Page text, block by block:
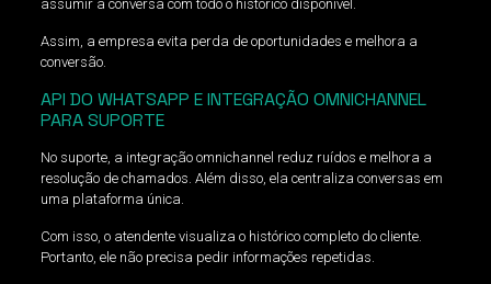
assumir a conversa com todo o histórico disponível.
Assim, a empresa evita perda de oportunidades e melhora a
conversão.
API DO WHATSAPP E INTEGRAÇÃO OMNICHANNEL
PARA SUPORTE
No suporte, a integração omnichannel reduz ruídos e melhora a
resolução de chamados. Além disso, ela centraliza conversas em
uma plataforma única.
Com isso, o atendente visualiza o histórico completo do cliente.
Portanto, ele não precisa pedir informações repetidas.